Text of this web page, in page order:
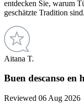
entdecken Sie, warum
geschätzte Tradition sind.
Aitana T.
Buen descanso en
Reviewed 06 Aug 2026